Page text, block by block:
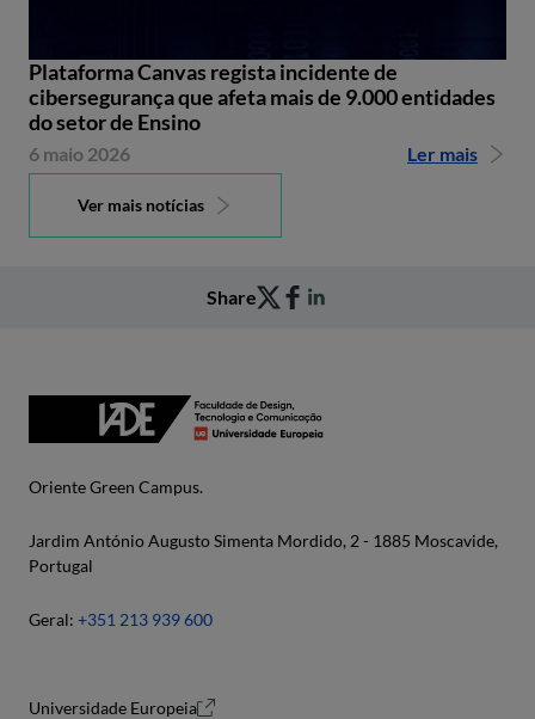
Plataforma Canvas regista incidente de
cibersegurança que afeta mais de 9.000 entidades
do setor de Ensino
6 maio 2026 Ler mais
Ver mais notícias
Share
Oriente Green Campus.
Jardim António Augusto Simenta Mordido, 2 - 1885 Moscavide,
Portugal
Geral: +351 213 939 600
Universidade Europeia